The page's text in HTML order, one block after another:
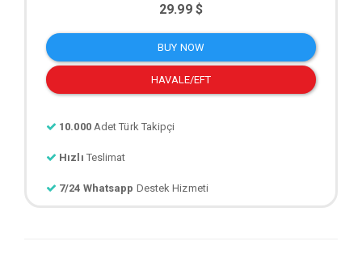
29.99 $
BUY NOW
HAVALE/EFT
10.000 Adet Türk Takipçi
Hızlı Teslimat
7/24 Whatsapp Destek Hizmeti